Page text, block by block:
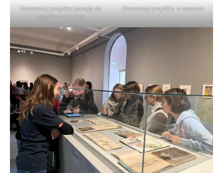
Uczestnicy projektu pozują do
zdjęcia w muzeum
Uczestnicy projektu w muzeum